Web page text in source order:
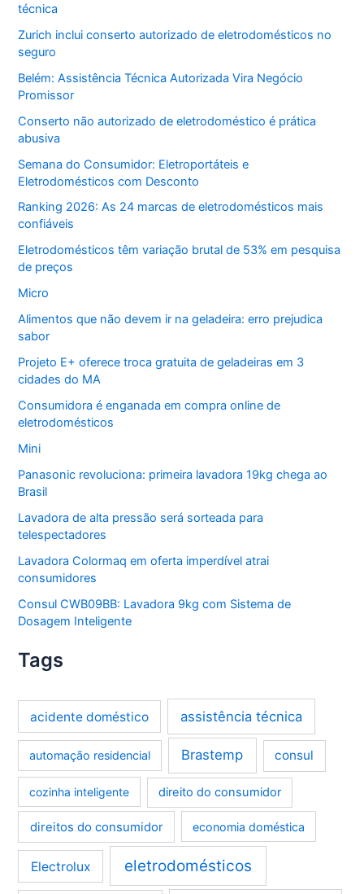
técnica
Zurich inclui conserto autorizado de eletrodomésticos no
seguro
Belém: Assistência Técnica Autorizada Vira Negócio
Promissor
Conserto não autorizado de eletrodoméstico é prática
abusiva
Semana do Consumidor: Eletroportáteis e
Eletrodomésticos com Desconto
Ranking 2026: As 24 marcas de eletrodomésticos mais
confiáveis
Eletrodomésticos têm variação brutal de 53% em pesquisa
de preços
Micro
Alimentos que não devem ir na geladeira: erro prejudica
sabor
Projeto E+ oferece troca gratuita de geladeiras em 3
cidades do MA
Consumidora é enganada em compra online de
eletrodomésticos
Mini
Panasonic revoluciona: primeira lavadora 19kg chega ao
Brasil
Lavadora de alta pressão será sorteada para
telespectadores
Lavadora Colormaq em oferta imperdível atrai
consumidores
Consul CWB09BB: Lavadora 9kg com Sistema de
Dosagem Inteligente
Tags
acidente doméstico assistência técnica
automação residencial Brastemp consul
cozinha inteligente direito do consumidor
direitos do consumidor economia doméstica
Electrolux eletrodomésticos